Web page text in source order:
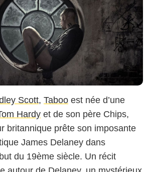
Scott, Taboo est née d’une
Hardy et de son père Chips,
britannique prête son imposante
James Delaney dans
du 19ème siècle. Un récit